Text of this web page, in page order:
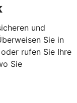
und
Sie in
rufen Sie Ihre
Sie